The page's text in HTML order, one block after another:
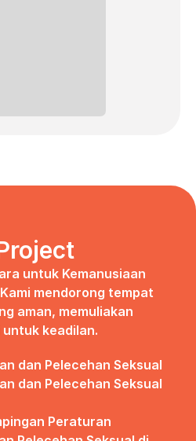
untuk Kemanusiaan
mendorong tempat
aman, memuliakan
keadilan.
dan Pelecehan Seksual
dan Pelecehan Seksual
Peraturan